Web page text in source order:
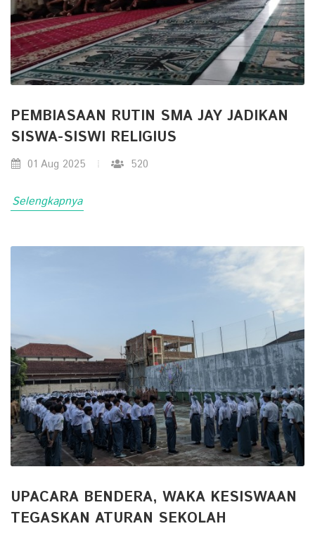
PEMBIASAAN RUTIN SMA JAY JADIKAN
SISWA-SISWI RELIGIUS
01 Aug 2025 520
Selengkapnya
UPACARA BENDERA, WAKA KESISWAAN
TEGASKAN ATURAN SEKOLAH